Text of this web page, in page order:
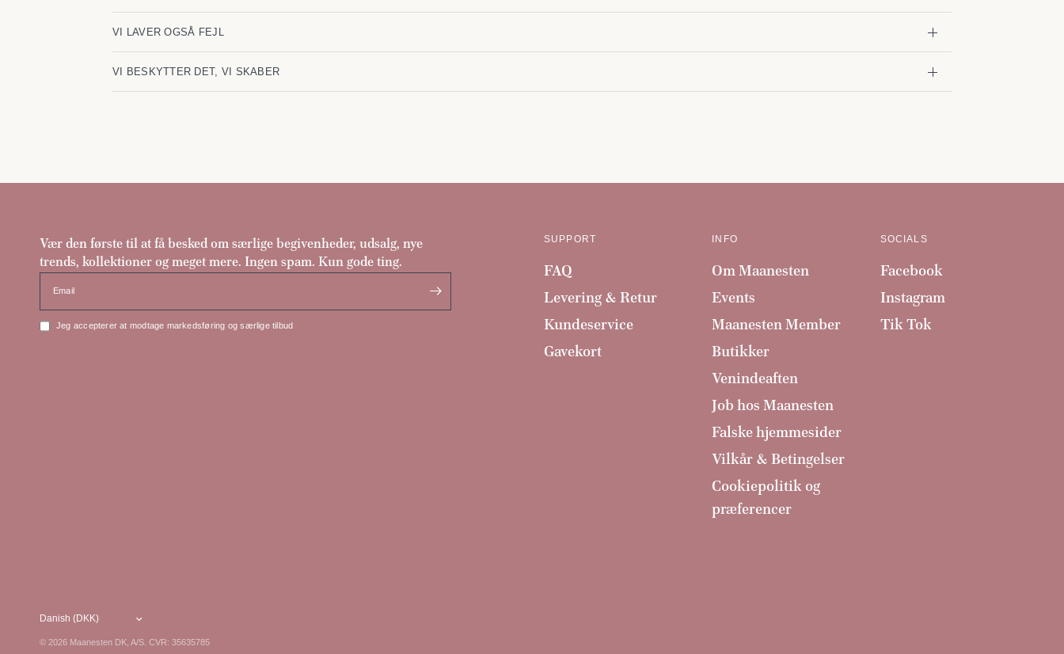
VI LAVER OGSÅ FEJL
VI BESKYTTER DET, VI SKABER
Vær den første til at få besked om særlige begivenheder, udsalg, nye
trends, kollektioner og meget mere. Ingen spam. Kun gode ting.
Email
Jeg accepterer at modtage markedsføring og særlige tilbud
SUPPORT
FAQ
Levering & Retur
Kundeservice
Gavekort
INFO
Om Maanesten
Events
Maanesten Member
Butikker
Venindeaften
Job hos Maanesten
Falske hjemmesider
Vilkår & Betingelser
Cookiepolitik og
præferencer
SOCIALS
Facebook
Instagram
Tik Tok
© 2026 Maanesten DK, A/S. CVR: 35635785